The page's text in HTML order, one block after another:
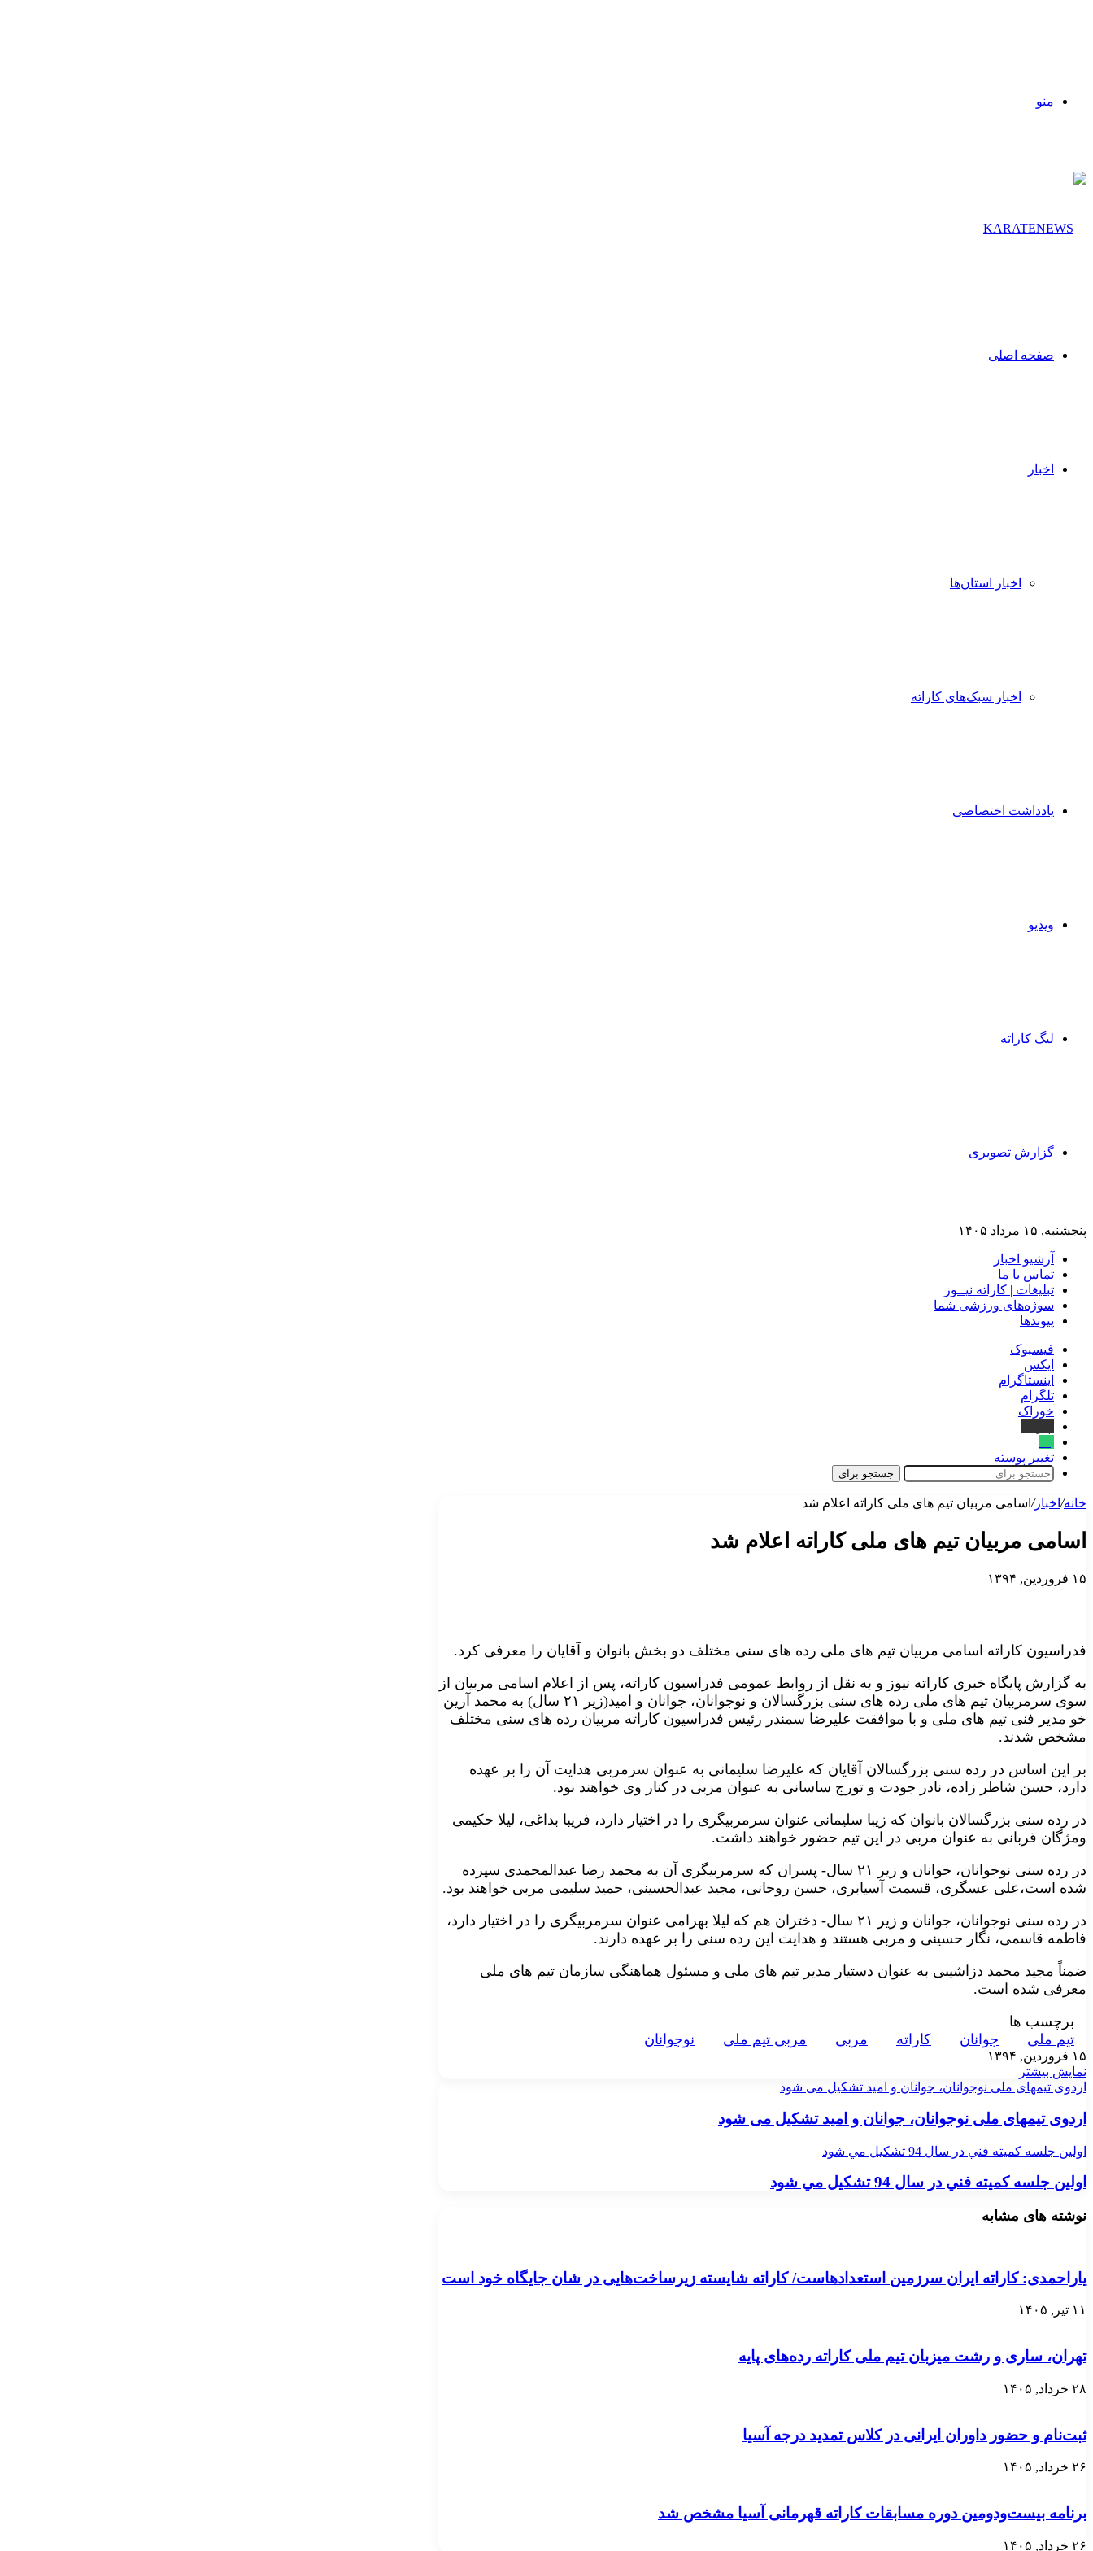
منو
صفحه اصلی
اخبار
اخبار استان‌ها
اخبار سبک‌های کاراته
یادداشت اختصاصی
ویدیو
لیگ کاراته
گزارش تصویری
پنجشنبه, ۱۵ مرداد ۱۴۰۵
آرشیو اخبار
تماس‌ با‌ ما
تبلیغات | کاراته نیــوز
سوژه‌های ورزشی شما
پیوندها
فیسبوک
ایکس
اینستاگرام
تلگرام
خوراک
تغییر پوسته
جستجو برای
خانه/ اخبار/ اسامی مربیان تیم های ملی کاراته اعلام شد
اسامی مربیان تیم های ملی کاراته اعلام شد
۱۵ فروردین, ۱۳۹۴
فدراسیون کاراته اسامی مربیان تیم های ملی رده های سنی مختلف دو بخش بانوان و آقایان را معرفی کرد.
به گزارش پایگاه خبری کاراته نیوز و به نقل از روابط عمومی فدراسیون کاراته، پس از اعلام اسامی مربیان از
سوی سرمربیان تیم های ملی رده های سنی بزرگسالان و نوجوانان، جوانان و امید(زیر ۲۱ سال) به محمد آرین
خو مدیر فنی تیم های ملی و با موافقت علیرضا سمندر رئیس فدراسیون کاراته مربیان رده های سنی مختلف
مشخص شدند.
بر این اساس در رده سنی بزرگسالان آقایان که علیرضا سلیمانی به عنوان سرمربی هدایت آن را بر عهده
دارد، حسن شاطر زاده، نادر جودت و تورج ساسانی به عنوان مربی در کنار وی خواهند بود.
در رده سنی بزرگسالان بانوان که زیبا سلیمانی عنوان سرمربیگری را در اختیار دارد، فریبا بداغی، لیلا حکیمی
ومژگان قربانی به عنوان مربی در این تیم حضور خواهند داشت.
در رده سنی نوجوانان، جوانان و زیر ۲۱ سال- پسران که سرمربیگری آن به محمد رضا عبدالمحمدی سپرده
شده است،علی عسگری، قسمت آسیابری، حسن روحانی، مجید عبدالحسینی، حمید سلیمی مربی خواهند بود.
در رده سنی نوجوانان، جوانان و زیر ۲۱ سال- دختران هم که لیلا بهرامی عنوان سرمربیگری را در اختیار دارد،
فاطمه قاسمی، نگار حسینی و مربی هستند و هدایت این رده سنی را بر عهده دارند.
ضمناً مجید محمد دزاشیبی به عنوان دستیار مدیر تیم های ملی و مسئول هماهنگی سازمان تیم های ملی
معرفی شده است.
برچسب ها
تيم ملی
جوانان کاراته مربی مربی تیم ملی نوجوانان
۱۵ فروردین, ۱۳۹۴
نمایش بیشتر
اردوی تیمهای ملی نوجوانان، جوانان و امید تشکیل می شود
اردوی تیمهای ملی نوجوانان، جوانان و امید تشکیل می شود
اولين جلسه كميته فني در سال 94 تشكيل مي شود
اولين جلسه كميته فني در سال 94 تشكيل مي شود
نوشته های مشابه
یاراحمدی: کاراته ایران سرزمین استعدادهاست/ کاراته شایسته زیرساخت‌هایی در شان جایگاه خود است
۱۱ تیر, ۱۴۰۵
تهران، ساری و رشت میزبان تیم ملی کاراته رده‌های پایه
۲۸ خرداد, ۱۴۰۵
ثبت‌نام و حضور داوران ایرانی در کلاس تمدید درجه آسیا
۲۶ خرداد, ۱۴۰۵
برنامه بیست‌ودومین دوره مسابقات کاراته قهرمانی آسیا مشخص شد
۲۶ خرداد, ۱۴۰۵